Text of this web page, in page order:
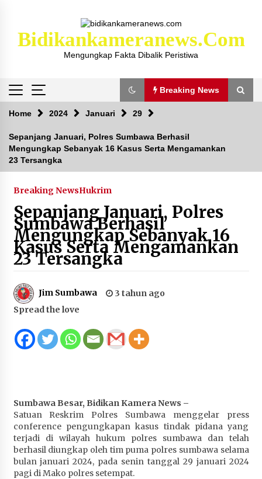
Bidikankameranews.com
Mengungkap Fakta Dibalik Peristiwa
Breaking News
Breaking News
Kejaksaan KSB Mulai Lidik Mafia Tanah Desa
Sekongkang Bawah
Kec. Plampang, Polres Sumbawa Pastikan
Proses Penyelidikan Berjalan Maksimal
4 minggu ago
Anggota Satlantas Polres Sumbawa, Briptu
Administrasi Kendaraan Berupa SIM
4 minggu ago
Ny. Selvi Gibran Ketua Dekranasda Sumbawa
Promosikan Tenun Kre Alang
Penyesuaian Tarif Air Minum
4 minggu ago
Prestasi Nasional, Polwan Polres Sumbawa
Bripda Vanesa Aprilia Renyaan, Sabet Juara II
Taekwondo Kapolri Cup ke-7
Home 2024 Januari 29
Sepanjang Januari, Polres Sumbawa Berhasil
Mengungkap Sebanyak 16 Kasus Serta Mengamankan
23 Tersangka
Breaking NewsHukrim
Sepanjang Januari, Polres
Sumbawa Berhasil
Mengungkap Sebanyak 16
Kasus Serta Mengamankan
23 Tersangka
Jim Sumbawa
3 tahun ago
Spread the love
Sumbawa Besar, Bidikan Kamera News –
Satuan Reskrim Polres Sumbawa menggelar press
conference pengungkapan kasus tindak pidana yang
terjadi di wilayah hukum polres sumbawa dan telah
berhasil diungkap oleh tim puma polres sumbawa selama
bulan januari 2024, pada senin tanggal 29 januari 2024
pagi di Mako polres setempat.